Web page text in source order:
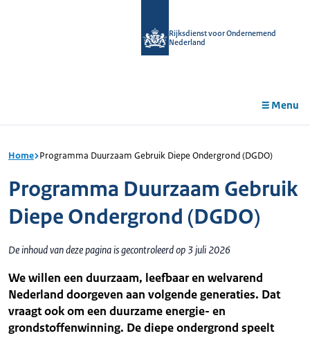
Rijksdienst voor Ondernemend
Nederland
Menu
Home Programma Duurzaam Gebruik Diepe Ondergrond (DGDO)
Programma Duurzaam Gebruik
Diepe Ondergrond (DGDO)
De inhoud van deze pagina is gecontroleerd op 3 juli 2026
We willen een duurzaam, leefbaar en welvarend
Nederland doorgeven aan volgende generaties. Dat
vraagt ook om een duurzame energie- en
grondstoffenwinning. De diepe ondergrond speelt